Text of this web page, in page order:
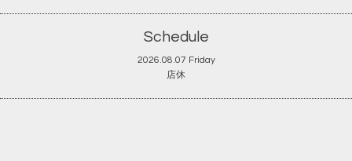
Schedule
2026.08.07 Friday
店休